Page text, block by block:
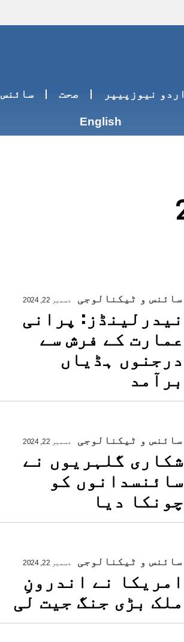
اردو نیوزپیپر صحت
English
سائنس و ٹیکنالوجی دسمبر 22, 2024
نیدرلینڈز: پرانی
عمارت کے فرش سے
درجنوں ہڈیاں
برآمد
سائنس و ٹیکنالوجی دسمبر 22, 2024
شکاری گلہریوں نے
سائنسدانوں کو
چونکا دیا
سائنس و ٹیکنالوجی دسمبر 22, 2024
امریکا نے اندرونِ
ملک بڑی جنگ جیت لی